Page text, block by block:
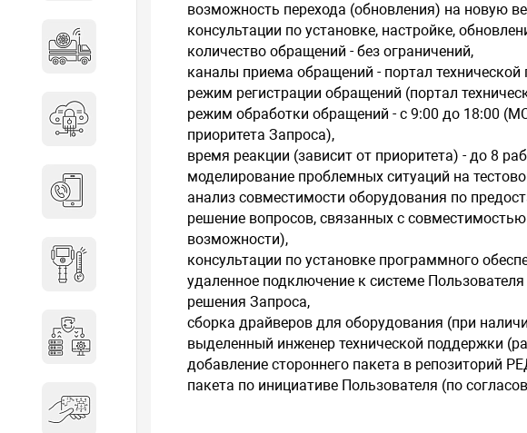
Специальные автомобили
Средства защиты информации
Тепловизионная техника
Технические средства охраны
возможность перехода (обновления) на новую
консультации по установке, настройке,
количество обращений - без ограничений,
каналы приема обращений - портал технической
режим регистрации обращений (портал
режим обработки обращений - с 9:00 до 18:00
приоритета Запроса),
время реакции (зависит от приоритета) - до 8
моделирование проблемных ситуаций на
анализ совместимости оборудования по
решение вопросов, связанных с
возможности),
консультации по установке программного
удаленное подключение к системе
решения Запроса,
сборка драйверов для оборудования (при
выделенный инженер технической поддержки
добавление стороннего пакета в репозиторий
пакета по инициативе Пользователя (по